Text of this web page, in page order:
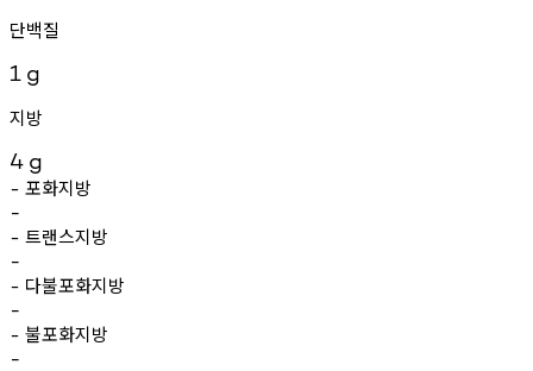
단백질
1 g
지방
4 g
- 포화지방
-
- 트랜스지방
-
- 다불포화지방
-
- 불포화지방
-